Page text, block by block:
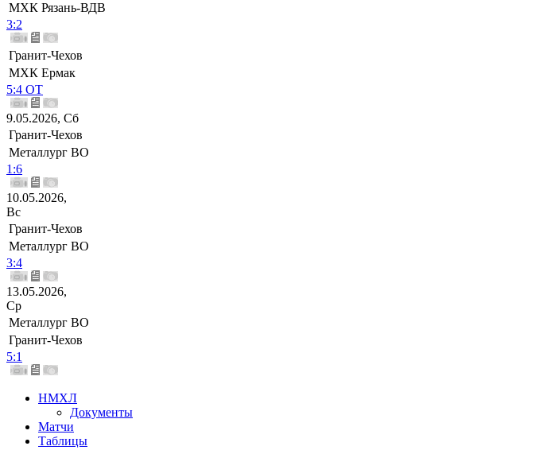
МХК Рязань-ВДВ
3:2
Гранит-Чехов
МХК Ермак
5:4 ОТ
9.05.2026, Сб
Гранит-Чехов
Металлург ВО
1:6
10.05.2026,
Вс
Гранит-Чехов
Металлург ВО
3:4
13.05.2026,
Ср
Металлург ВО
Гранит-Чехов
5:1
НМХЛ
Документы
Матчи
Таблицы